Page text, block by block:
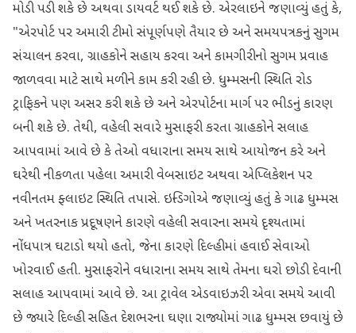
મોડી પડી શકે છે અથવા ડાયવર્ટ થઈ શકે છે. એરલાઇને જણાવ્યું હતું કે,
"એરપોર્ટ પર અમારી ટીમો સંપૂર્ણપણે તૈયાર છે અને સમયપત્રકનું સુગમ
સંચાલન કરવા, ગ્રાહકોને સહાય કરવા અને કામગીરીનો સુગમ પ્રવાહ
જાળવવા માટે સાથે મળીને કામ કરી રહી છે. ધુમ્મસની સ્થિતિ રોડ
ટ્રાફિકને પણ અસર કરી શકે છે અને એરપોર્ટના માર્ગ પર ભીડનું કારણ
બની શકે છે. તેથી, વહેલી સવારે મુસાફરી કરતા ગ્રાહકોને સલાહ
આપવામાં આવે છે કે તેઓ વધારાના સમય સાથે આયોજન કરે અને
ઘરેથી નીકળતા પહેલા અમારી વેબસાઇટ અથવા એપ્લિકેશન પર
નવીનતમ ફ્લાઇટ સ્થિતિ તપાસે. ઇન્ડિગોએ જણાવ્યું હતું કે ગાઢ ધુમ્મસ
અને ખતરનાક પ્રદૂષણને કારણે વહેલી સવારના સમયે દૃશ્યતામાં
નોંધપાત્ર ઘટાડો થયો હતો, જેના કારણે દિલ્હીમાં હવાઈ સેવાઓ
ખોરવાઈ હતી. મુસાફરોને વધારાના સમય સાથે તેમના ઘરો છોડી દેવાની
સલાહ આપવામાં આવે છે. આ ટ્રાવેલ એડવાઇઝરી એવા સમયે આવી
છે જ્યારે દિલ્હી સહિત દેશભરના ઘણા રાજ્યોમાં ગાઢ ધુમ્મસ છવાયું છે